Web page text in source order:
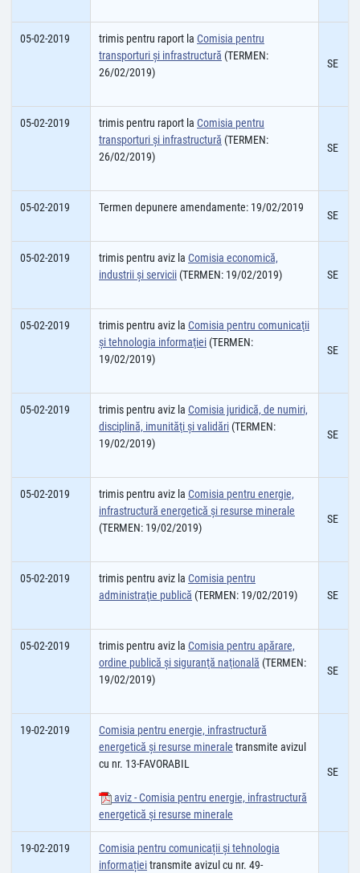
05-02-2019 trimis pentru raport la Comisia pentru
transporturi şi infrastructură (TERMEN:
26/02/2019)
SE
05-02-2019 trimis pentru raport la Comisia pentru
transporturi şi infrastructură (TERMEN:
26/02/2019)
SE
05-02-2019 Termen depunere amendamente: 19/02/2019
SE
05-02-2019 trimis pentru aviz la Comisia economică,
industrii şi servicii (TERMEN: 19/02/2019) SE
05-02-2019 trimis pentru aviz la Comisia pentru comunicaţii
şi tehnologia informaţiei (TERMEN:
19/02/2019)
SE
05-02-2019 trimis pentru aviz la Comisia juridică, de numiri,
disciplină, imunităţi şi validări (TERMEN:
19/02/2019)
SE
05-02-2019 trimis pentru aviz la Comisia pentru energie,
infrastructură energetică şi resurse minerale
(TERMEN: 19/02/2019)
SE
05-02-2019 trimis pentru aviz la Comisia pentru
administraţie publică (TERMEN: 19/02/2019) SE
05-02-2019 trimis pentru aviz la Comisia pentru apărare,
ordine publică şi siguranţă naţională (TERMEN:
19/02/2019)
SE
19-02-2019
Comisia pentru energie, infrastructură
energetică și resurse minerale transmite avizul
cu nr. 13-FAVORABIL
aviz - Comisia pentru energie, infrastructură
energetică şi resurse minerale
SE
19-02-2019
Comisia pentru comunicații și tehnologia
informațieitransmite avizul cu nr. 49-